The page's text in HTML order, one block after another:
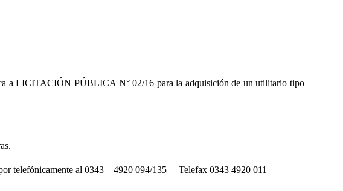
a LICITACIÓN PÚBLICA N° 02/16 para la adquisición de un utilitario tipo
telefónicamente al 0343 – 4920 094/135 – Telefax 0343 4920 011